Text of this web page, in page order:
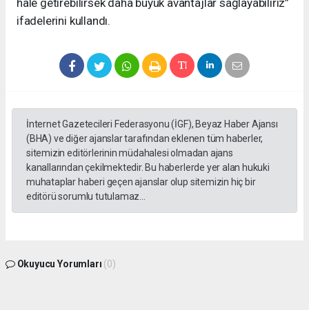
hale getirebilirsek daha büyük avantajlar sağlayabiliriz”
ifadelerini kullandı.
İnternet Gazetecileri Federasyonu (İGF), Beyaz Haber Ajansı
(BHA) ve diğer ajanslar tarafından eklenen tüm haberler,
sitemizin editörlerinin müdahalesi olmadan ajans
kanallarından çekilmektedir. Bu haberlerde yer alan hukuki
muhataplar haberi geçen ajanslar olup sitemizin hiç bir
editörü sorumlu tutulamaz...
Okuyucu Yorumları (0)